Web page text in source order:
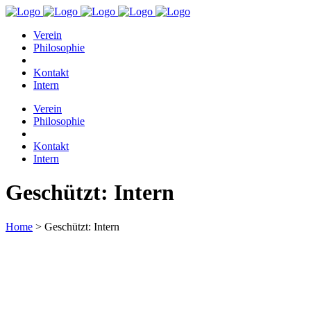
Verein
Philosophie
Kontakt
Intern
Verein
Philosophie
Kontakt
Intern
Geschützt: Intern
Home > Geschützt: Intern